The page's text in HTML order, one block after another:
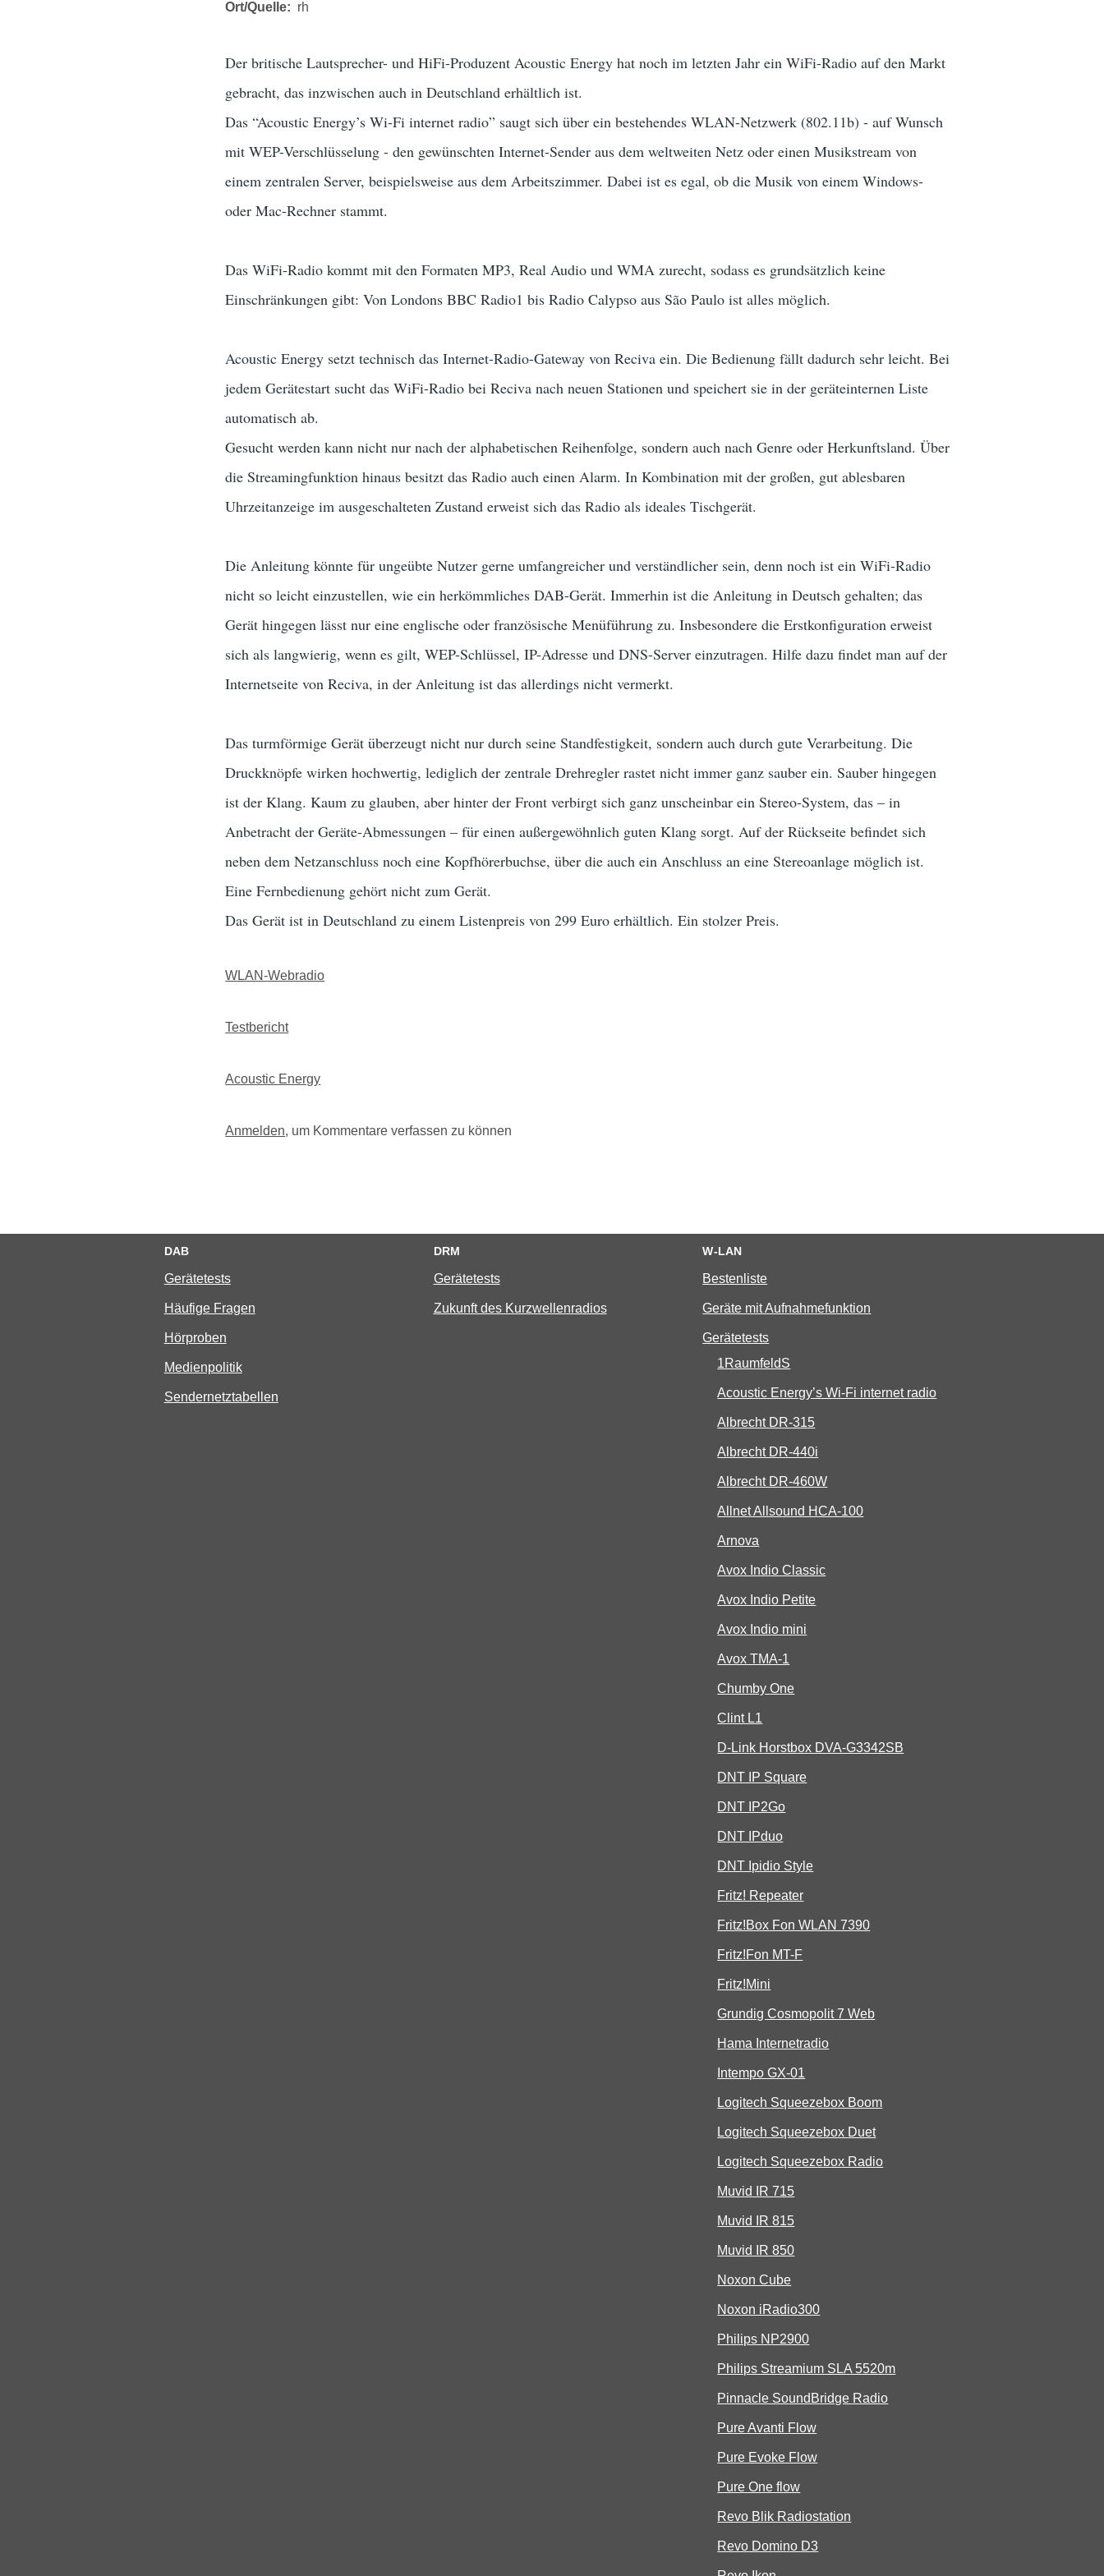
Ort/Quelle rh
Der britische Lautsprecher- und HiFi-Produzent Acoustic Energy hat noch im letzten Jahr ein WiFi-Radio auf den Markt
gebracht, das inzwischen auch in Deutschland erhältlich ist.
Das “Acoustic Energy’s Wi-Fi internet radio” saugt sich über ein bestehendes WLAN-Netzwerk (802.11b) - auf Wunsch
mit WEP-Verschlüsselung - den gewünschten Internet-Sender aus dem weltweiten Netz oder einen Musikstream von
einem zentralen Server, beispielsweise aus dem Arbeitszimmer. Dabei ist es egal, ob die Musik von einem Windows-
oder Mac-Rechner stammt.
Das WiFi-Radio kommt mit den Formaten MP3, Real Audio und WMA zurecht, sodass es grundsätzlich keine
Einschränkungen gibt: Von Londons BBC Radio1 bis Radio Calypso aus São Paulo ist alles möglich.
Acoustic Energy setzt technisch das Internet-Radio-Gateway von Reciva ein. Die Bedienung fällt dadurch sehr leicht. Bei
jedem Gerätestart sucht das WiFi-Radio bei Reciva nach neuen Stationen und speichert sie in der geräteinternen Liste
automatisch ab.
Gesucht werden kann nicht nur nach der alphabetischen Reihenfolge, sondern auch nach Genre oder Herkunftsland. Über
die Streamingfunktion hinaus besitzt das Radio auch einen Alarm. In Kombination mit der großen, gut ablesbaren
Uhrzeitanzeige im ausgeschalteten Zustand erweist sich das Radio als ideales Tischgerät.
Die Anleitung könnte für ungeübte Nutzer gerne umfangreicher und verständlicher sein, denn noch ist ein WiFi-Radio
nicht so leicht einzustellen, wie ein herkömmliches DAB-Gerät. Immerhin ist die Anleitung in Deutsch gehalten; das
Gerät hingegen lässt nur eine englische oder französische Menüführung zu. Insbesondere die Erstkonfiguration erweist
sich als langwierig, wenn es gilt, WEP-Schlüssel, IP-Adresse und DNS-Server einzutragen. Hilfe dazu findet man auf der
Internetseite von Reciva, in der Anleitung ist das allerdings nicht vermerkt.
Das turmförmige Gerät überzeugt nicht nur durch seine Standfestigkeit, sondern auch durch gute Verarbeitung. Die
Druckknöpfe wirken hochwertig, lediglich der zentrale Drehregler rastet nicht immer ganz sauber ein. Sauber hingegen
ist der Klang. Kaum zu glauben, aber hinter der Front verbirgt sich ganz unscheinbar ein Stereo-System, das – in
Anbetracht der Geräte-Abmessungen – für einen außergewöhnlich guten Klang sorgt. Auf der Rückseite befindet sich
neben dem Netzanschluss noch eine Kopfhörerbuchse, über die auch ein Anschluss an eine Stereoanlage möglich ist.
Eine Fernbedienung gehört nicht zum Gerät.
Das Gerät ist in Deutschland zu einem Listenpreis von 299 Euro erhältlich. Ein stolzer Preis.
WLAN-Webradio
Testbericht
Acoustic Energy
Anmelden, um Kommentare verfassen zu können
DAB
Gerätetests
Häufige Fragen
Hörproben
Medienpolitik
Sendernetztabellen
DRM
Gerätetests
Zukunft des Kurzwellenradios
W-LAN
Bestenliste
Geräte mit Aufnahmefunktion
Gerätetests
1RaumfeldS
Acoustic Energy’s Wi-Fi internet radio
Albrecht DR-315
Albrecht DR-440i
Albrecht DR-460W
Allnet Allsound HCA-100
Arnova
Avox Indio Classic
Avox Indio Petite
Avox Indio mini
Avox TMA-1
Chumby One
Clint L1
D-Link Horstbox DVA-G3342SB
DNT IP Square
DNT IP2Go
DNT IPduo
DNT Ipidio Style
Fritz! Repeater
Fritz!Box Fon WLAN 7390
Fritz!Fon MT-F
Fritz!Mini
Grundig Cosmopolit 7 Web
Hama Internetradio
Intempo GX-01
Logitech Squeezebox Boom
Logitech Squeezebox Duet
Logitech Squeezebox Radio
Muvid IR 715
Muvid IR 815
Muvid IR 850
Noxon Cube
Noxon iRadio300
Philips NP2900
Philips Streamium SLA 5520m
Pinnacle SoundBridge Radio
Pure Avanti Flow
Pure Evoke Flow
Pure One flow
Revo Blik Radiostation
Revo Domino D3